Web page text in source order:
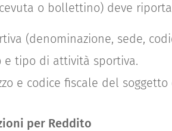
o bollettino) deve
(denominazione, sede,
e tipo di attività sportiva.
e codice fiscale del
per Reddito